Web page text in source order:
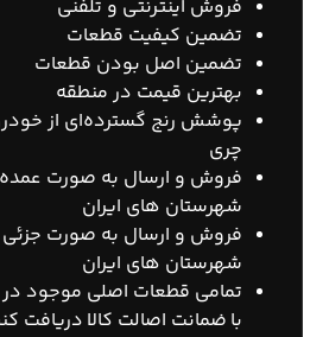
فروش اینترنتی و تلفنی
تضمین کیفیت قطعات
تضمین اصل بودن قطعات
بهترین قیمت در منطقه
پوشش رنج گسترده‌ای از
چری
فروش و ارسال به صورت عمده
شهرستان های ایران
فروش و ارسال به صورت جزئی
شهرستان های ایران
تمامی قطعات اصلی موجود در
با ضمانت اصالت کالا دریافت